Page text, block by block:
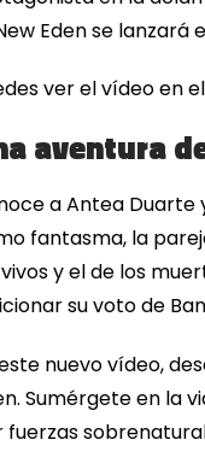
Eden se lanzará
ver el vídeo en
aventura
a Antea Duarte
fantasma, la
y el de los
su voto de
nuevo vídeo,
Sumérgete en la
fuerzas